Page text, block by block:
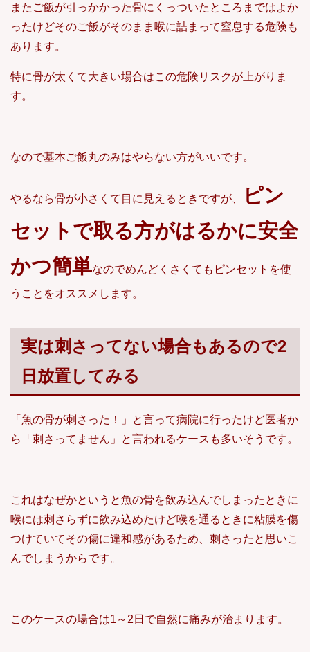
またご飯が引っかかった骨にくっついたところまではよか
ったけどそのご飯がそのまま喉に詰まって窒息する危険も
あります。
特に骨が太くて大きい場合はこの危険リスクが上がりま
す。
なので基本ご飯丸のみはやらない方がいいです。
やるなら骨が小さくて目に見えるときですが、
ピン
セットで取る方がはるかに安全
かつ簡単なのでめんどくさくてもピンセットを使
うことをオススメします。
実は刺さってない場合もあるので2
日放置してみる
「魚の骨が刺さった！」と言って病院に行ったけど医者か
ら「刺さってません」と言われるケースも多いそうです。
これはなぜかというと魚の骨を飲み込んでしまったときに
喉には刺さらずに飲み込めたけど喉を通るときに粘膜を傷
つけていてその傷に違和感があるため、刺さったと思いこ
んでしまうからです。
このケースの場合は1～2日で自然に痛みが治まります。